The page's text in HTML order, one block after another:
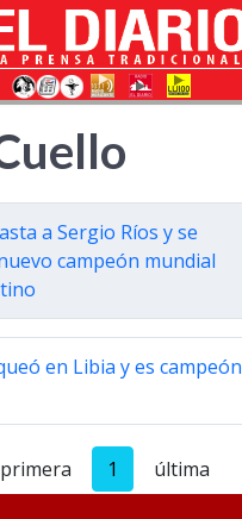
a Sergio Ríos y se
campeón mundial
en Libia y es campeón
primera 1 última